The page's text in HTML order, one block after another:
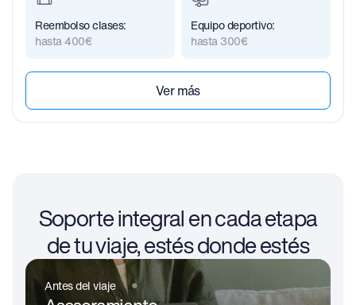
Reembolso clases:
hasta 400€
Equipo deportivo:
hasta 300€
Ver más
Soporte integral en cada etapa
de tu viaje, estés donde estés
Antes del viaje